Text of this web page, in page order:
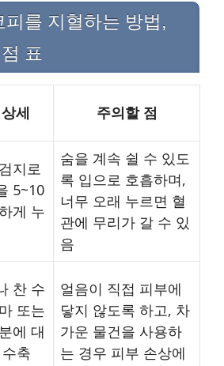
피를 지혈하는 방법,
표
세 주의할 점
지로
5~10
게 누
숨을 계속 쉴 수 있도
록 입으로 호흡하며,
너무 오래 누르면 혈
관에 무리가 갈 수 있
음
찬 수
또는
에 대
축
얼음이 직접 피부에
닿지 않도록 하고, 차
가운 물건을 사용하
는 경우 피부 손상에